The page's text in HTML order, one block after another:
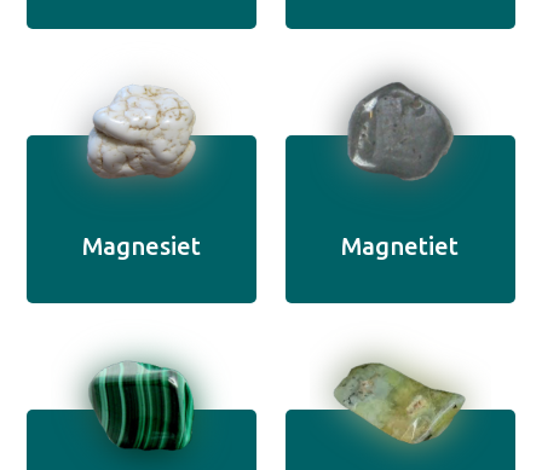
Magnesiet Magnetiet